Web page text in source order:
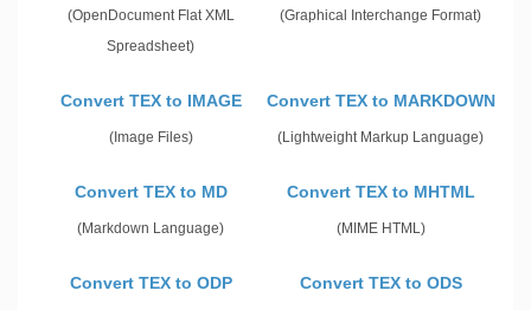
(OpenDocument Flat XML
Spreadsheet)
(Graphical Interchange Format)
Convert TEX to IMAGE
(Image Files)
Convert TEX to MARKDOWN
(Lightweight Markup Language)
Convert TEX to MD
(Markdown Language)
Convert TEX to MHTML
(MIME HTML)
Convert TEX to ODP Convert TEX to ODS